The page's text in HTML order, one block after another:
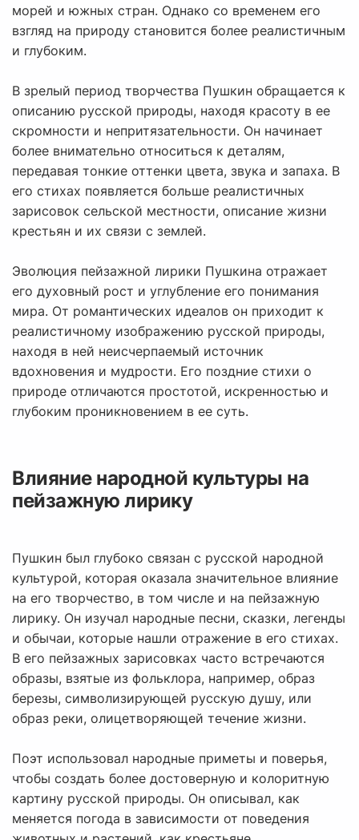
морей и южных стран. Однако со временем его
взгляд на природу становится более реалистичным
и глубоким.
В зрелый период творчества Пушкин обращается к
описанию русской природы, находя красоту в ее
скромности и непритязательности. Он начинает
более внимательно относиться к деталям,
передавая тонкие оттенки цвета, звука и запаха. В
его стихах появляется больше реалистичных
зарисовок сельской местности, описание жизни
крестьян и их связи с землей.
Эволюция пейзажной лирики Пушкина отражает
его духовный рост и углубление его понимания
мира. От романтических идеалов он приходит к
реалистичному изображению русской природы,
находя в ней неисчерпаемый источник
вдохновения и мудрости. Его поздние стихи о
природе отличаются простотой, искренностью и
глубоким проникновением в ее суть.
Влияние народной культуры на
пейзажную лирику
Пушкин был глубоко связан с русской народной
культурой, которая оказала значительное влияние
на его творчество, в том числе и на пейзажную
лирику. Он изучал народные песни, сказки, легенды
и обычаи, которые нашли отражение в его стихах.
В его пейзажных зарисовках часто встречаются
образы, взятые из фольклора, например, образ
березы, символизирующей русскую душу, или
образ реки, олицетворяющей течение жизни.
Поэт использовал народные приметы и поверья,
чтобы создать более достоверную и колоритную
картину русской природы. Он описывал, как
меняется погода в зависимости от поведения